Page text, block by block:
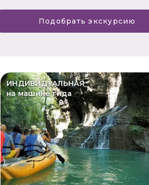
Подобрать экскурсию
ИНДИВИДУАЛЬНАЯ
на машине гида